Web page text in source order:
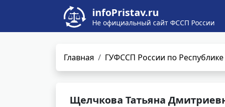
infoPristav.ru
Не официальный сайт ФССП России
Главная ГУФССП России по Республике
Щелчкова Татьяна